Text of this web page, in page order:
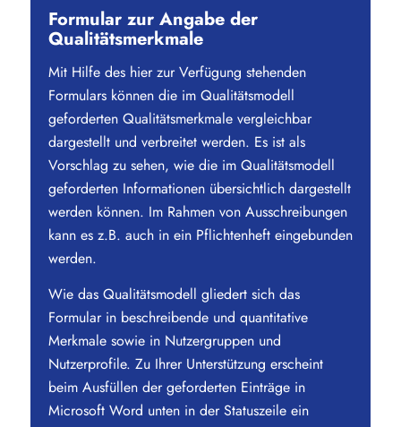
Formular zur Angabe der
Qualitätsmerkmale
Mit Hilfe des hier zur Verfügung stehenden
Formulars können die im Qualitätsmodell
geforderten Qualitätsmerkmale vergleichbar
dargestellt und verbreitet werden. Es ist als
Vorschlag zu sehen, wie die im Qualitätsmodell
geforderten Informationen übersichtlich dargestellt
werden können. Im Rahmen von Ausschreibungen
kann es z.B. auch in ein Pflichtenheft eingebunden
werden.
Wie das Qualitätsmodell gliedert sich das
Formular in beschreibende und quantitative
Merkmale sowie in Nutzergruppen und
Nutzerprofile. Zu Ihrer Unterstützung erscheint
beim Ausfüllen der geforderten Einträge in
Microsoft Word unten in der Statuszeile ein